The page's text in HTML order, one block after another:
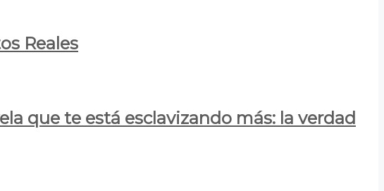
Reales
que te está esclavizando más: la verdad